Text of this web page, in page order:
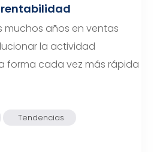
muchos años en ventas
la actividad
forma cada vez más rápida
Tendencias